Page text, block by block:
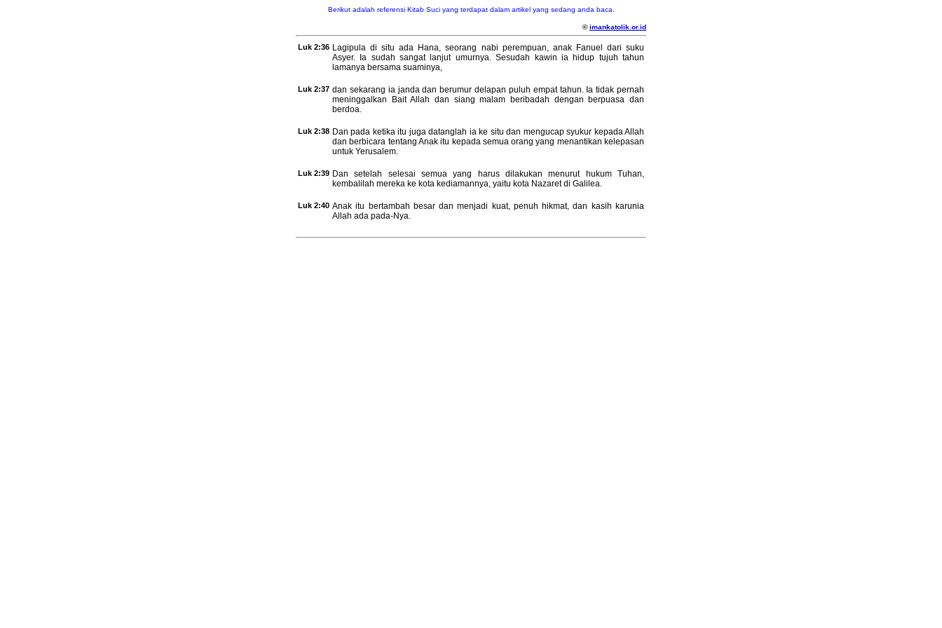
Berikut adalah referensi Kitab Suci yang terdapat dalam artikel yang sedang anda baca.
©imankatolik.or.id
Luk 2:36 Lagipula di situ ada Hana, seorang nabi perempuan, anak Fanuel dari suku
Asyer. Ia sudah sangat lanjut umurnya. Sesudah kawin ia hidup tujuh tahun
lamanya bersama suaminya,
Luk 2:37 dan sekarang ia janda dan berumur delapan puluh empat tahun. Ia tidak pernah
meninggalkan Bait Allah dan siang malam beribadah dengan berpuasa dan
berdoa.
Luk 2:38 Dan pada ketika itu juga datanglah ia ke situ dan mengucap syukur kepada Allah
dan berbicara tentang Anak itu kepada semua orang yang menantikan kelepasan
untuk Yerusalem.
Luk 2:39 Dan setelah selesai semua yang harus dilakukan menurut hukum Tuhan,
kembalilah mereka ke kota kediamannya, yaitu kota Nazaret di Galilea.
Luk 2:40 Anak itu bertambah besar dan menjadi kuat, penuh hikmat, dan kasih karunia
Allah ada pada-Nya.